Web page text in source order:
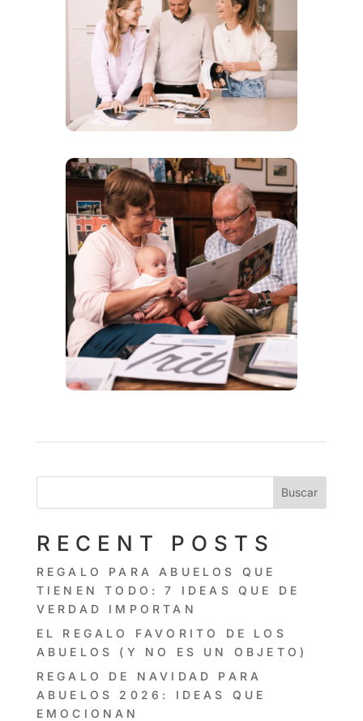
Buscar
RECENT POSTS
REGALO PARA ABUELOS QUE
TIENEN TODO: 7 IDEAS QUE DE
VERDAD IMPORTAN
EL REGALO FAVORITO DE LOS
ABUELOS (Y NO ES UN OBJETO)
REGALO DE NAVIDAD PARA
ABUELOS 2026: IDEAS QUE
EMOCIONAN